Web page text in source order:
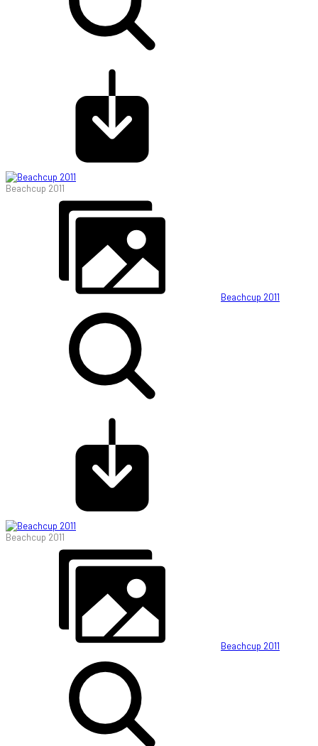
Beachcup 2011
Beachcup 2011
Beachcup 2011
Beachcup 2011